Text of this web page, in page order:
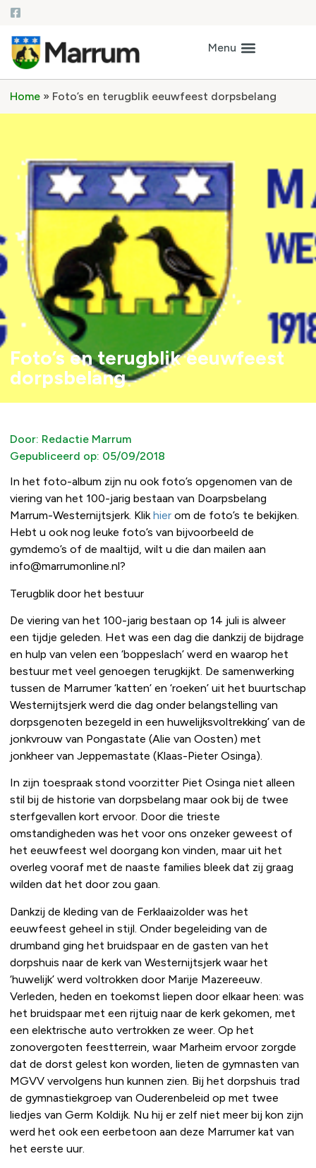
Home » Foto’s en terugblik eeuwfeest dorpsbelang
Foto’s en terugblik eeuwfeest
dorpsbelang
Door: Redactie Marrum
Gepubliceerd op: 05/09/2018
In het foto-album zijn nu ook foto’s opgenomen van de
viering van het 100-jarig bestaan van Doarpsbelang
Marrum-Westernijtsjerk. Klikhier om de foto’s te bekijken.
Hebt u ook nog leuke foto’s van bijvoorbeeld de
gymdemo’s of de maaltijd, wilt u die dan mailen aan
info@marrumonline.nl?
Terugblik door het bestuur
De viering van het 100-jarig bestaan op 14 juli is alweer
een tijdje geleden. Het was een dag die dankzij de bijdrage
en hulp van velen een ‘boppeslach’ werd en waarop het
bestuur met veel genoegen terugkijkt. De samenwerking
tussen de Marrumer ‘katten’ en ‘roeken’ uit het buurtschap
Westernijtsjerk werd die dag onder belangstelling van
dorpsgenoten bezegeld in een huwelijksvoltrekking’ van de
jonkvrouw van Pongastate (Alie van Oosten) met
jonkheer van Jeppemastate (Klaas-Pieter Osinga).
In zijn toespraak stond voorzitter Piet Osinga niet alleen
stil bij de historie van dorpsbelang maar ook bij de twee
sterfgevallen kort ervoor. Door die trieste
omstandigheden was het voor ons onzeker geweest of
het eeuwfeest wel doorgang kon vinden, maar uit het
overleg vooraf met de naaste families bleek dat zij graag
wilden dat het door zou gaan.
Dankzij de kleding van de Ferklaaizolder was het
eeuwfeest geheel in stijl. Onder begeleiding van de
drumband ging het bruidspaar en de gasten van het
dorpshuis naar de kerk van Westernijtsjerk waar het
‘huwelijk’ werd voltrokken door Marije Mazereeuw.
Verleden, heden en toekomst liepen door elkaar heen: was
het bruidspaar met een rijtuig naar de kerk gekomen, met
een elektrische auto vertrokken ze weer. Op het
zonovergoten feestterrein, waar Marheim ervoor zorgde
dat de dorst gelest kon worden, lieten de gymnasten van
MGVV vervolgens hun kunnen zien. Bij het dorpshuis trad
de gymnastiekgroep van Ouderenbeleid op met twee
liedjes van Germ Koldijk. Nu hij er zelf niet meer bij kon zijn
werd het ook een eerbetoon aan deze Marrumer kat van
het eerste uur.